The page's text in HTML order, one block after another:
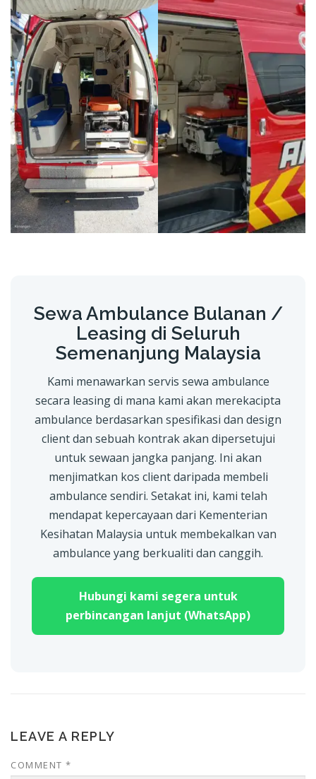
Sewa Ambulance Bulanan /
Leasing di Seluruh
Semenanjung Malaysia
Kami menawarkan servis sewa ambulance
secara leasing di mana kami akan merekacipta
ambulance berdasarkan spesifikasi dan design
client dan sebuah kontrak akan dipersetujui
untuk sewaan jangka panjang. Ini akan
menjimatkan kos client daripada membeli
ambulance sendiri. Setakat ini, kami telah
mendapat kepercayaan dari Kementerian
Kesihatan Malaysia untuk membekalkan van
ambulance yang berkualiti dan canggih.
Hubungi kami segera untuk
perbincangan lanjut (WhatsApp)
LEAVE A REPLY
COMMENT *